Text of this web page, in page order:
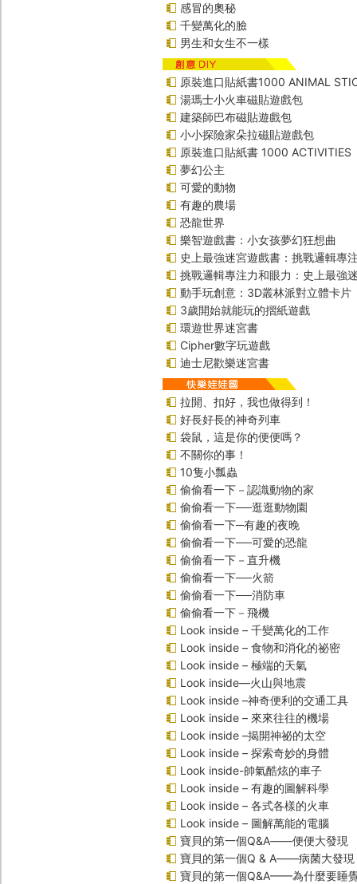
感冒的奧秘
千變萬化的臉
男生和女生不一樣
原裝進口貼紙書1000 ANIMAL
湯瑪士小火車磁貼遊戲包
建築師巴布磁貼遊戲包
小小探險家朵拉磁貼遊戲包
原裝進口貼紙書 1000 ACTIVITIES
夢幻公主
可愛的動物
有趣的農場
恐龍世界
樂智遊戲書：小女孩夢幻狂想曲
史上最強迷宮遊戲書：挑戰邏輯專
挑戰邏輯專注力和眼力：史上最強
動手玩創意：3D叢林派對立體卡片
3歲開始就能玩的摺紙遊戲
環遊世界迷宮書
Cipher數字玩遊戲
迪士尼歡樂迷宮書
拉開、扣好，我也做得到！
好長好長的神奇列車
袋鼠，這是你的便便嗎？
不關你的事！
10隻小瓢蟲
偷偷看一下－認識動物的家
偷偷看一下──逛逛動物園
偷偷看一下─有趣的夜晚
偷偷看一下──可愛的恐龍
偷偷看一下－直升機
偷偷看一下──火箭
偷偷看一下──消防車
偷偷看一下－飛機
Look inside – 千變萬化的工作
Look inside – 食物和消化的祕密
Look inside – 極端的天氣
Look inside—火山與地震
Look inside –神奇便利的交通工具
Look inside – 來來往往的機場
Look inside –揭開神祕的太空
Look inside – 探索奇妙的身體
Look inside-帥氣酷炫的車子
Look inside – 有趣的圖解科學
Look inside – 各式各樣的火車
Look inside – 圖解萬能的電腦
寶貝的第一個Q&A――便便大發現
寶貝的第一個Q & A――病菌大發現
寶貝的第一個Q&A——為什麼要睡